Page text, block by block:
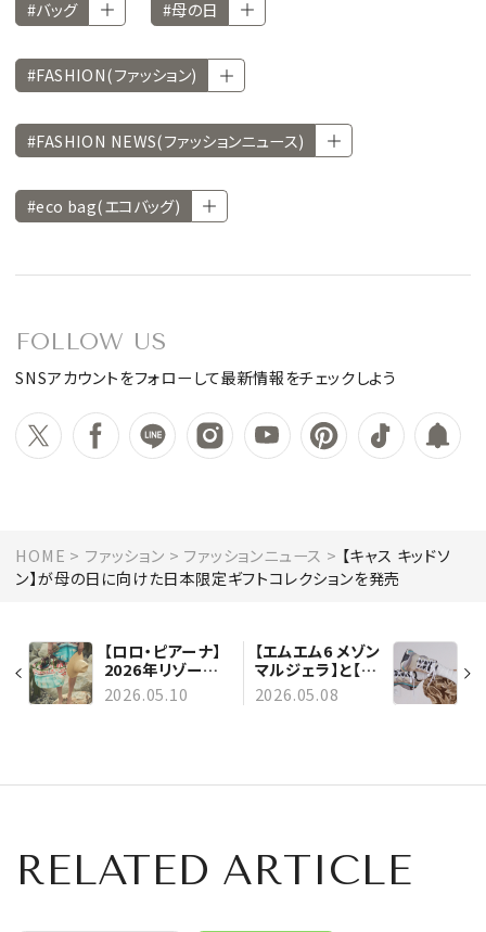
#バッグ #母の日
#FASHION(ファッション)
#FASHION NEWS(ファッションニュース)
#eco bag(エコバッグ)
FOLLOW US
SNSアカウントをフォローして最新情報をチェックしよう
HOME ファッション ファッションニュース
【キャス キッドソ
ン】が母の日に向けた日本限定ギフトコレクションを発売
【ロロ・ピアーナ】
2026年リゾート
コレクションを発
表。軽やかなリネ
2026.05.10
【エムエム6 メゾン
マルジェラ】と【サ
ロモン】のコラボ
レーション最新
2026.05.08
RELATED ARTICLE